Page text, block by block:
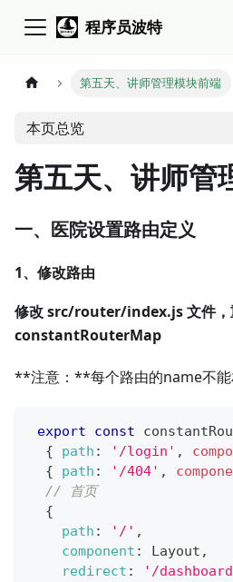
程序员波特
第五天、讲师管理模块前端
本页总览
第五天、讲师管
一、医院设置路由定义
1、修改路由
修改 src/router/index.js 文件，
constantRouterMap
**注意：**每个路由的name不能
export const
{
path : '/login' ,
{
path : '/404' ,
// 首页
{
path : '/' ,
component : Layout ,
redirect : '/